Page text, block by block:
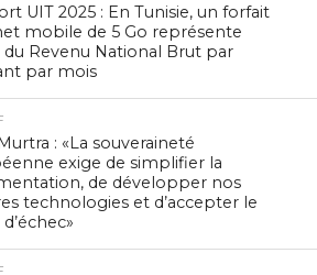
UIT 2025 : En Tunisie, un forfait
mobile de 5 Go représente
du Revenu National Brut par
par mois
: «La souveraineté
exige de simplifier la
de développer nos
technologies et d’accepter le